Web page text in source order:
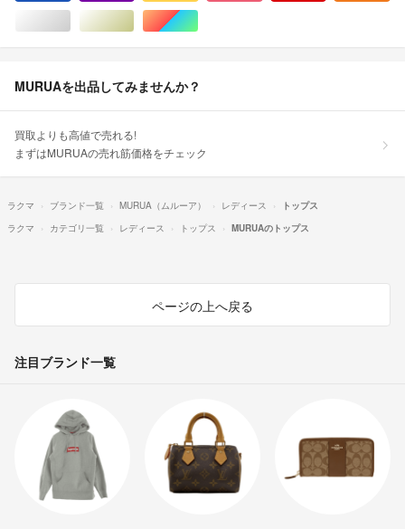
シルバー/銀色系ゴールド/金色系マルチカラー
MURUAを出品してみませんか？
買取よりも高値で売れる!
まずはMURUAの売れ筋価格をチェック
ラクマ ブランド一覧 MURUA（ムルーア） レディース
トップス
ラクマ
カテゴリ一覧 レディース トップス MURUAのトップス
ページの上へ戻る
注目ブランド一覧